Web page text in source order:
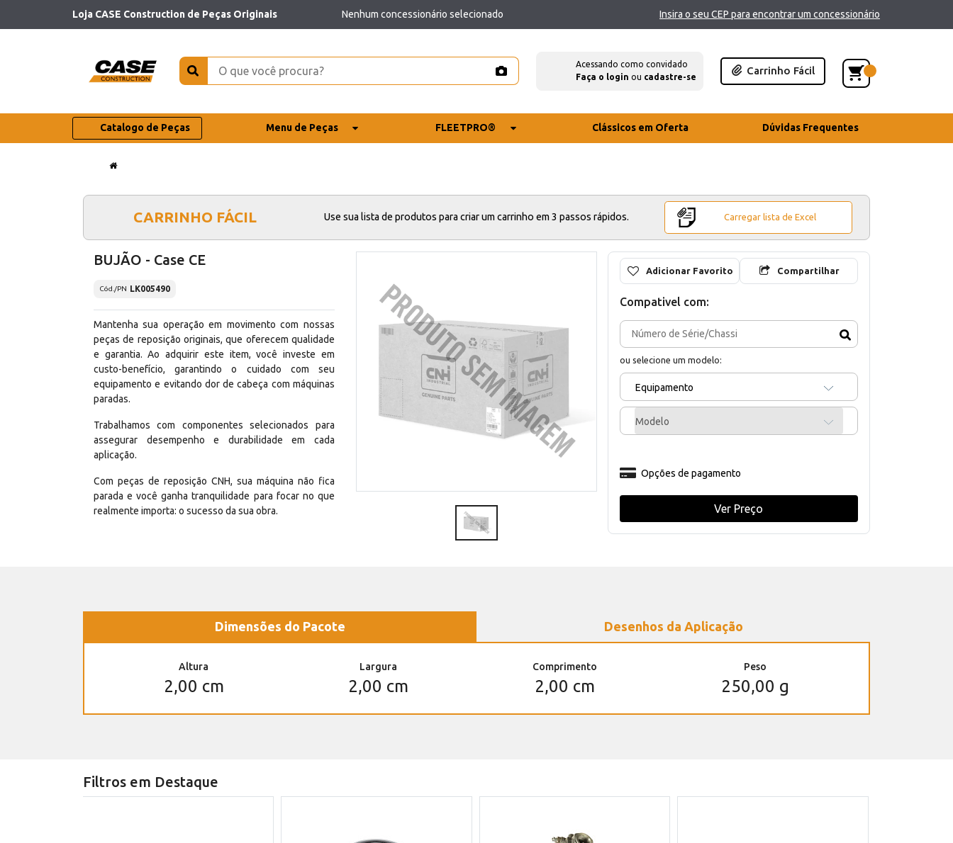
Loja CASE Construction de Peças Originais Nenhum concessionário selecionado Insira o seu CEP para encontrar um concessionário
Acessando como convidado
Faça o login ou cadastre-se
Carrinho Fácil
Catalogo de Peças Menu de Peças FLEETPRO® Clássicos em Oferta Dúvidas Frequentes
CARRINHO FÁCIL Use sua lista de produtos para criar um carrinho em 3 passos rápidos. Carregar lista de Excel
BUJÃO - Case CE
Cód./PN LK005490
Mantenha sua operação em movimento com nossas
peças de reposição originais, que oferecem qualidade
e garantia. Ao adquirir este item, você investe em
custo-benefício, garantindo o cuidado com seu
equipamento e evitando dor de cabeça com máquinas
paradas.
Trabalhamos com componentes selecionados para
assegurar desempenho e durabilidade em cada
aplicação.
Com peças de reposição CNH, sua máquina não fica
parada e você ganha tranquilidade para focar no que
realmente importa: o sucesso da sua obra.
Adicionar Favorito Compartilhar
Compativel com:
ou selecione um modelo:
Equipamento
Modelo
Opções de pagamento
Ver Preço
Dimensões do Pacote Desenhos da Aplicação
Altura
2,00 cm
Largura
2,00 cm
Comprimento
2,00 cm
Peso
250,00 g
Filtros em Destaque